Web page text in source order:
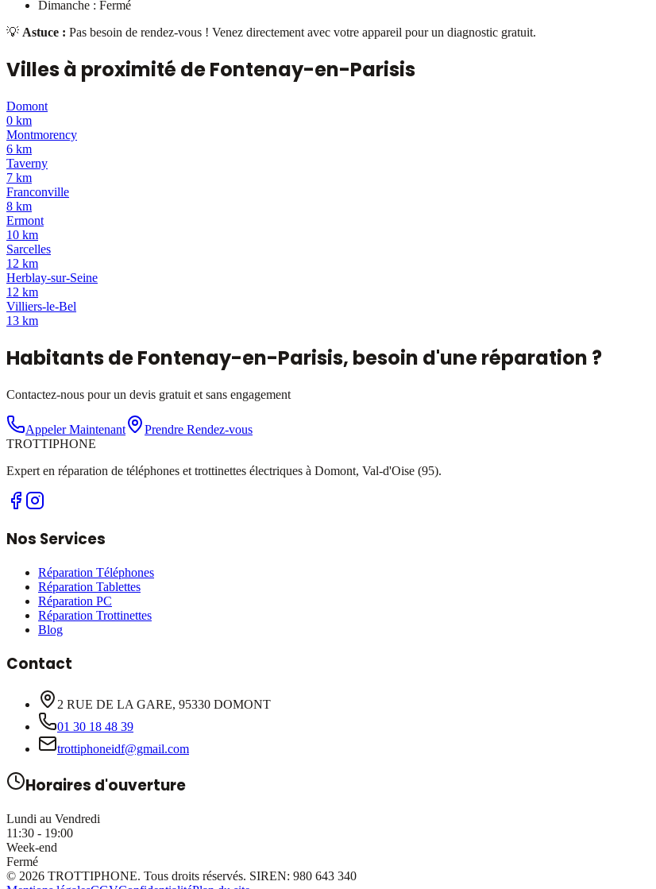
Dimanche : Fermé
💡 Astuce : Pas besoin de rendez-vous ! Venez directement avec votre appareil pour un diagnostic gratuit.
Villes à proximité deFontenay-en-Parisis
Domont
0 km
Montmorency
6 km
Taverny
7 km
Franconville
8 km
Ermont
10 km
Sarcelles
12 km
Herblay-sur-Seine
12 km
Villiers-le-Bel
13 km
Habitants deFontenay-en-Parisis, besoin d'une réparation ?
Contactez-nous pour un devis gratuit et sans engagement
Appeler Maintenant
Prendre Rendez-vous
TROTTIPHONE
Expert en réparation de téléphones et trottinettes électriques à Domont, Val-d'Oise (95).
Nos Services
Réparation Téléphones
Réparation Tablettes
Réparation PC
Réparation Trottinettes
Blog
Contact
2 RUE DE LA GARE, 95330 DOMONT
01 30 18 48 39
trottiphoneidf@gmail.com
Horaires d'ouverture
Lundi au Vendredi
11:30 - 19:00
Week-end
Fermé
© 2026 TROTTIPHONE. Tous droits réservés. SIREN: 980 643 340